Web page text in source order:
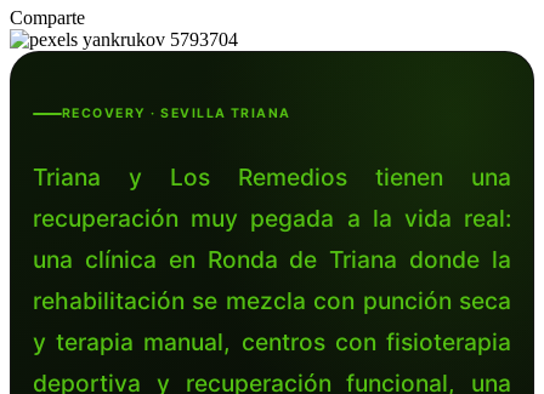
Comparte
RECOVERY · SEVILLA TRIANA
Triana y Los Remedios tienen una
recuperación muy pegada a la vida real:
una clínica en Ronda de Triana donde la
rehabilitación se mezcla con punción seca
y terapia manual, centros con fisioterapia
deportiva y recuperación funcional, una